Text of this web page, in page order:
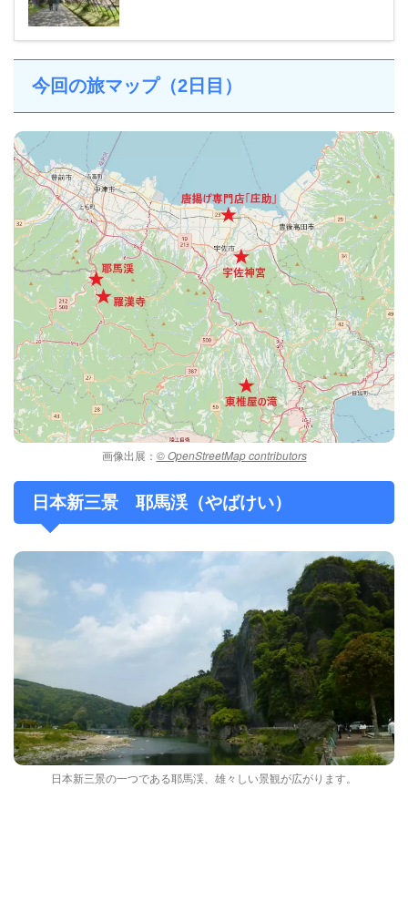
今回の旅マップ（2日目）
画像出展： © OpenStreetMap contributors
日本新三景 耶馬渓（やばけい）
日本新三景の一つである耶馬渓、雄々しい景観が広がります。